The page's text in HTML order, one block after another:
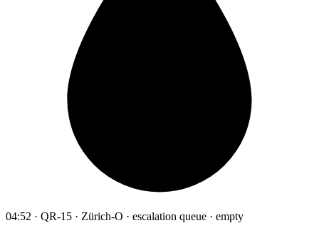
04:52 · QR-15 · Zürich-O · escalation queue · empty